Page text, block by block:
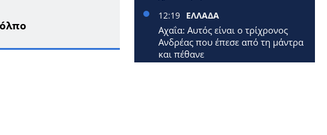
12:19 ΕΛΛΑΔΑ
Αχαΐα: Αυτός είναι ο τρίχρονος
Ανδρέας που έπεσε από τη μάντρα
και πέθανε